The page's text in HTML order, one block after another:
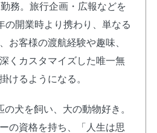
務。旅行企画・広報などを
の開業時より携わり、単なる
お客様の渡航経験や趣味、
くカスタマイズした唯一無
けるようになる。
犬を飼い、大の動物好き。
の資格を持ち、「人生は思